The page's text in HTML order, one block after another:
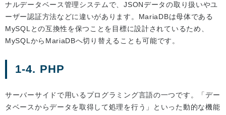
ナルデータベース管理システムで、JSONデータの取り扱いやユ
ーザー認証方法などに違いがあります。MariaDBは母体である
MySQLとの互換性を保つことを目標に設計されているため、
MySQLからMariaDBへ切り替えることも可能です。
1-4. PHP
サーバーサイドで用いるプログラミング言語の一つです。「デー
タベースからデータを取得して処理を行う」といった動的な機能